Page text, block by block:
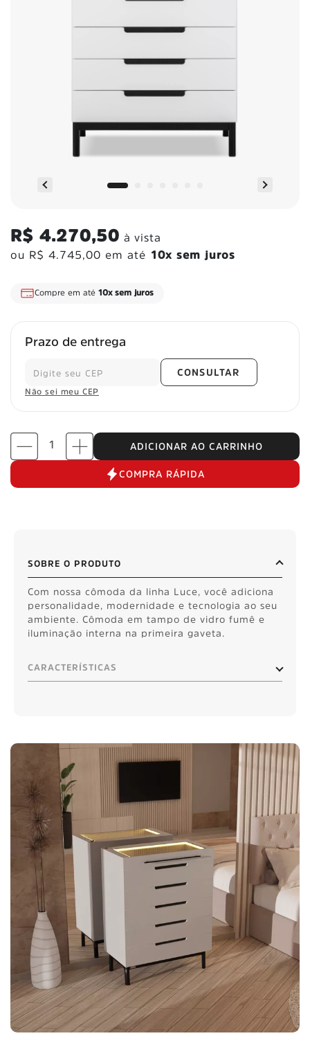
R$ 4.270,50 à vista
ou R$ 4.745,00 em até 10x sem juros
Compre em até 10x sem juros
Prazo de entrega
CONSULTAR
Não sei meu CEP
ADICIONAR AO CARRINHO
COMPRA RÁPIDA
SOBRE O PRODUTO
Com nossa cômoda da linha Luce, você adiciona
personalidade, modernidade e tecnologia ao seu
ambiente. Cômoda em tampo de vidro fumê e
iluminação interna na primeira gaveta.
CARACTERÍSTICAS